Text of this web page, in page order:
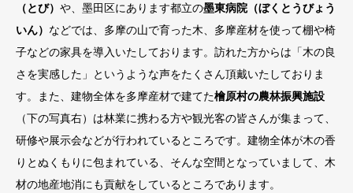
（とび） や、墨田区にあります都立の墨東病院（ぼくとうびょう
いん） などでは、多摩の山で育った木、多摩産材を使って棚や椅
子などの家具を導入いたしております。訪れた方からは「木の良
さを実感した」というような声をたくさん頂戴いたしておりま
す。また、建物全体を多摩産材で建てた檜原村の農林振興施設
（下の写真右）は林業に携わる方や観光客の皆さんが集まって、
研修や展示会などが行われているところです。建物全体が木の香
りとぬくもりに包まれている、そんな空間となっていまして、木
材の地産地消にも貢献をしているところであります。